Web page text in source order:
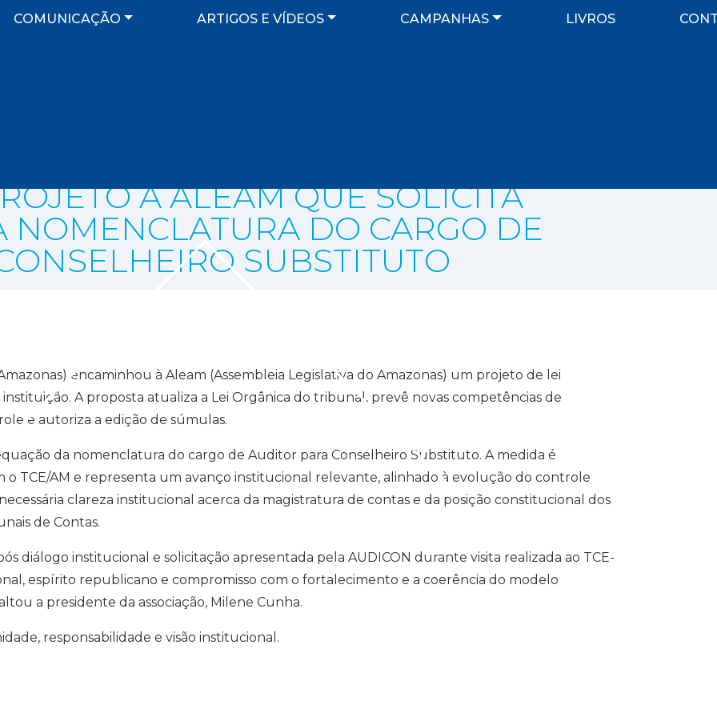
COMUNICAÇÃO ARTIGOS E VÍDEOS CAMPANHAS LIVROS
À ALEAM QUE SOLICITA
NOMENCLATURA DO CARGO DE
SUBSTITUTO
encaminhou à Aleam (Assembleia Legislativa do Amazonas) um projeto de lei
A proposta atualiza a Lei Orgânica do tribunal, prevê novas competências de
e autoriza a edição de súmulas.
da nomenclatura do cargo de Auditor para Conselheiro Substituto. A medida é
TCE/AM e representa um avanço institucional relevante, alinhado à evolução do controle
clareza institucional acerca da magistratura de contas e da posição constitucional dos
de Contas.
diálogo institucional e solicitação apresentada pela AUDICON durante visita realizada ao TCE-
espírito republicano e compromisso com o fortalecimento e a coerência do modelo
a presidente da associação, Milene Cunha.
responsabilidade e visão institucional.